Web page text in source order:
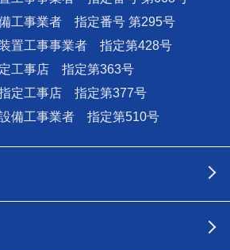
工事業者 指定番号 第295号
置工事事業者 指定第428号
工事店 指定第363号
定工事店 指定第377号
備工事業者 指定第510号